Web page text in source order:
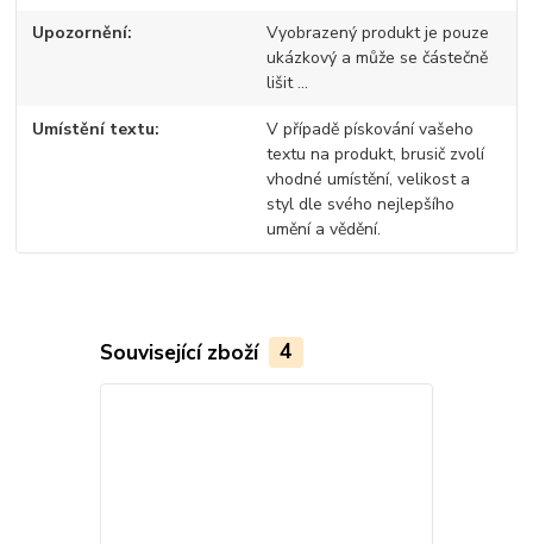
Upozornění
Vyobrazený produkt je pouze
ukázkový a může se částečně
lišit ...
Umístění textu
V případě pískování vašeho
textu na produkt, brusič zvolí
vhodné umístění, velikost a
styl dle svého nejlepšího
umění a vědění.
Související zboží 4